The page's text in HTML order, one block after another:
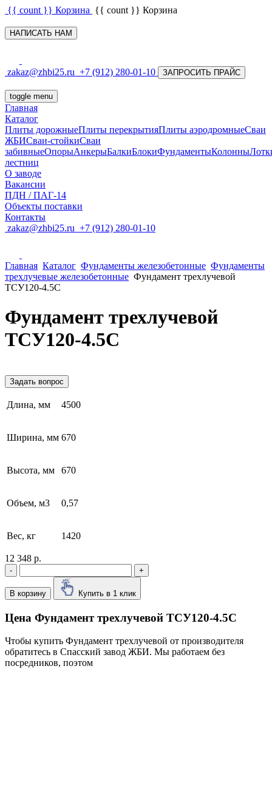
{{ count }} Корзина {{ count }} Корзина
НАПИСАТЬ НАМ
zakaz@zhbi25.ru +7 (912) 280-01-10 ЗАПРОСИТЬ ПРАЙС
toggle menu
Главная
Каталог
Плиты дорожныеПлиты перекрытияПлиты аэродромныеСваи
ЖБИСваи-стойкиСваи
забивныеОпорыАнкерыБалкиБлокиФундаментыКолонны
лестниц
О заводе
Вакансии
ПДН / ПАГ-14
Объекты поставки
Контакты
zakaz@zhbi25.ru +7 (912) 280-01-10
Главная Каталог Фундаменты железобетонные Фундаменты
трехлучевые железобетонные Фундамент трехлучевой
ТСУ120-4.5С
Фундамент трехлучевой
ТСУ120-4.5С
Задать вопрос
Длина, мм 4500
Ширина, мм 670
Высота, мм 670
Объем, м3 0,57
Вес, кг 1420
12 348 р.
- +
В корзину Купить в 1 клик
Цена Фундамент трехлучевой ТСУ120-4.5С
Чтобы купить Фундамент трехлучевой от производителя
обратитесь в Cпасский завод ЖБИ. Мы работаем без
посредников, поэтом